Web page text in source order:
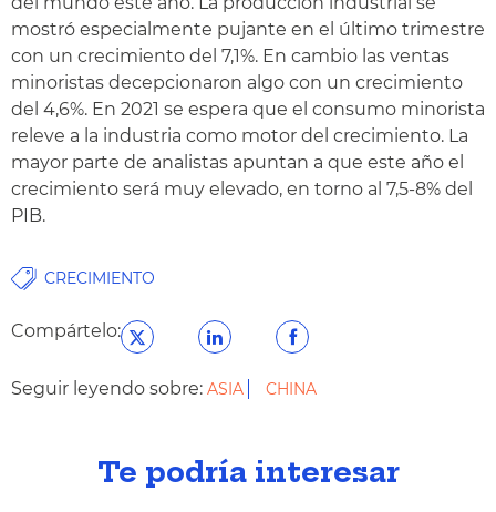
mostró especialmente pujante en el último trimestre
con un crecimiento del 7,1%. En cambio las ventas
minoristas decepcionaron algo con un crecimiento
del 4,6%. En 2021 se espera que el consumo minorista
releve a la industria como motor del crecimiento. La
mayor parte de analistas apuntan a que este año el
crecimiento será muy elevado, en torno al 7,5-8% del
PIB.
CRECIMIENTO
Compártelo:
Seguir leyendo sobre: ASIA CHINA
Te podría interesar